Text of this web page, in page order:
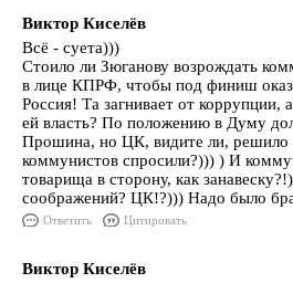
Виктор Киселёв
Всё - суета)))
Стоило ли Зюганову возрождать
в лице КПРФ, чтобы под финиш
Россия! Та загнивает от
ей власть? По положению в Думу
Прошина, но ЦК, видите ли, решило
коммунистов спросили?))) ) И
товарища в сторону, как
соображений? ЦК!?))) Надо было
Ответить Цитировать
Виктор Киселёв